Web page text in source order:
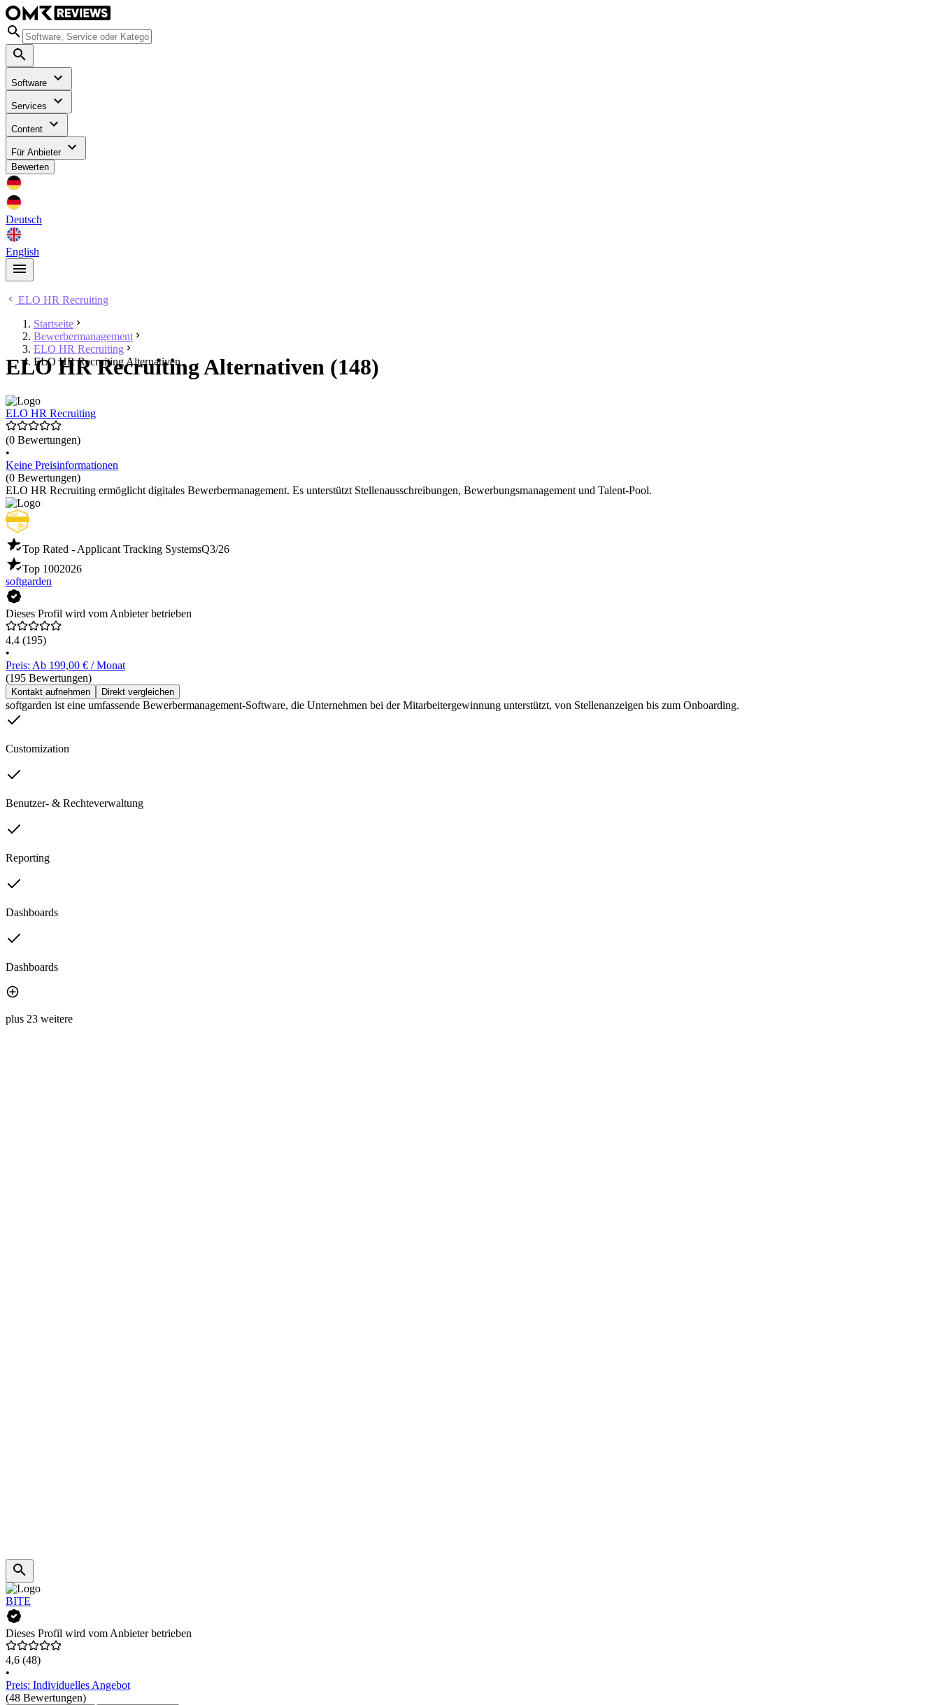
Software
Services
Content
Für Anbieter
Bewerten
Deutsch
English
ELO HR Recruiting
Startseite
Bewerbermanagement
ELO HR Recruiting
ELO HR Recruiting Alternativen
ELO HR Recruiting Alternativen (148)
ELO HR Recruiting
(0 Bewertungen)
•
Keine Preisinformationen
(0 Bewertungen)
ELO HR Recruiting ermöglicht digitales Bewerbermanagement. Es unterstützt Stellenausschreibungen, Bewerbungsmanagement und Talent-Pool.
Top Rated - Applicant Tracking SystemsQ3/26
Top 1002026
softgarden
Dieses Profil wird vom Anbieter betrieben
4,4 (195)
•
Preis: Ab 199,00 € / Monat
(195 Bewertungen)
Kontakt aufnehmen Direkt vergleichen
softgarden ist eine umfassende Bewerbermanagement-Software, die Unternehmen bei der Mitarbeitergewinnung unterstützt, von Stellenanzeigen bis zum Onboarding.
Customization
Benutzer- & Rechteverwaltung
Reporting
Dashboards
Dashboards
plus 23 weitere
BITE
Dieses Profil wird vom Anbieter betrieben
4,6 (48)
•
Preis: Individuelles Angebot
(48 Bewertungen)